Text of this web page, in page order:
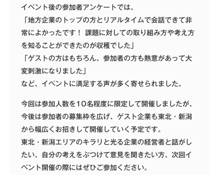
イベント後の参加者アンケートでは、
「地方企業のトップの方とリアルタイムで会話できて非
常によかったです！ 課題に対しての取り組み方や考え方
を知ることができたのが収穫でした」
「ゲストの方はもちろん、参加者の方も熱意があって大
変刺激になりました」
など、イベントに満足する声が多く寄せられました。
今回は参加人数を10名程度に限定して開催しましたが、
今後は参加者の募集枠を広げ、ゲスト企業も東北・新潟
から幅広くお招きして開催していく予定です。
東北・新潟エリアのキラリと光る企業の経営者と話がし
たい、自分の考えをぶつけて意見を聞きたい方、次回イ
ベント開催の際にはぜひご参加ください。